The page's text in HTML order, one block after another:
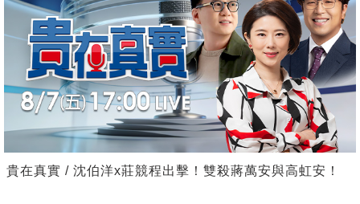
貴在真實 / 沈伯洋x莊競程出擊！雙殺蔣萬安與高虹安！